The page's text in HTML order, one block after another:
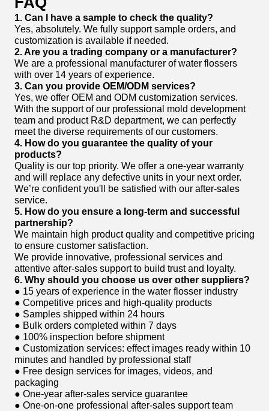
1. Can I have a sample to check the quality?
Yes, absolutely. We fully support sample orders, and
customization is available if needed.
2. Are you a trading company or a manufacturer?
We are a professional manufacturer of water flossers
with over 14 years of experience.
3. Can you provide OEM/ODM services?
Yes, we offer OEM and ODM customization services.
With the support of our professional mold development
team and product R&D department, we can perfectly
meet the diverse requirements of our customers.
4. How do you guarantee the quality of your
products?
Quality is our top priority. We offer a one-year warranty
and will replace any defective units in your next order.
We’re confident you'll be satisfied with our after-sales
service.
5. How do you ensure a long-term and successful
partnership?
We maintain high product quality and competitive pricing
to ensure customer satisfaction.
We provide innovative, professional services and
attentive after-sales support to build trust and loyalty.
6. Why should you choose us over other suppliers?
● 15 years of experience in the water flosser industry
● Competitive prices and high-quality products
● Samples shipped within 24 hours
● Bulk orders completed within 7 days
● 100% inspection before shipment
● Customization services: effect images ready within 10
minutes and handled by professional staff
● Free design services for images, videos, and
packaging
● One-year after-sales service guarantee
● One-on-one professional after-sales support team